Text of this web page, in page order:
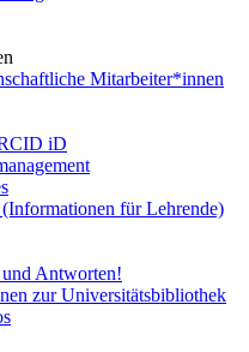
Mitarbeiter*innen
iD
(Informationen für Lehrende)
Antworten!
zur Universitätsbibliothek